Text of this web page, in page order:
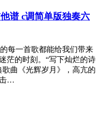
谱 c调简单版独奏六
每一首歌都能给我们带来
茫的时刻。“写下灿烂的诗
曲《光辉岁月》，高亢的
击…